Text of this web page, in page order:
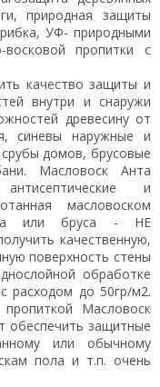
природная защиты
УФ- природными
пропитки с
качество защиты и
внутри и снаружи
древесину от
синевы наружные и
домов, брусовые
Масловоск Анта
и
масловоском
или бруса - НЕ
качественную,
поверхность стены
обработке
расходом до 50гр/м2.
Масловоск
обеспечить защитные
или обычному
пола и т.п. очень